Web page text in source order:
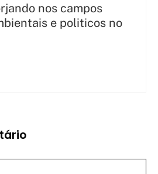
nos campos
e politicos no